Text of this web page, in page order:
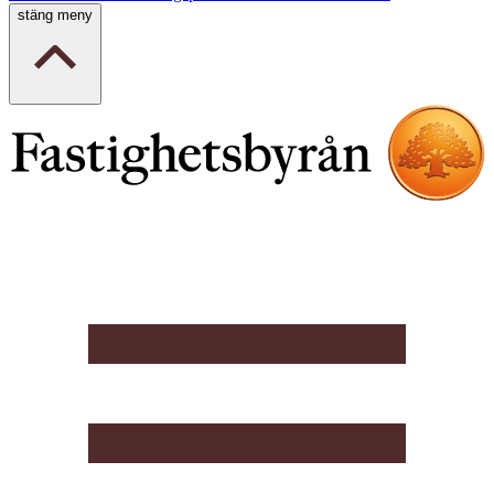
stäng meny